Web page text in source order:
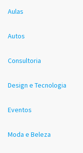
Aulas
Autos
Consultoria
Design e Tecnologia
Eventos
Moda e Beleza